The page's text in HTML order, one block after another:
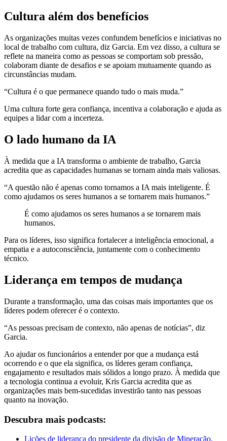
Cultura além dos benefícios
As organizações muitas vezes confundem benefícios e iniciativas no
local de trabalho com cultura, diz Garcia. Em vez disso, a cultura se
reflete na maneira como as pessoas se comportam sob pressão,
colaboram diante de desafios e se apoiam mutuamente quando as
circunstâncias mudam.
“Cultura é o que permanece quando tudo o mais muda.”
Uma cultura forte gera confiança, incentiva a colaboração e ajuda as
equipes a lidar com a incerteza.
O lado humano da IA
À medida que a IA transforma o ambiente de trabalho, Garcia
acredita que as capacidades humanas se tornam ainda mais valiosas.
“A questão não é apenas como tornamos a IA mais inteligente. É
como ajudamos os seres humanos a se tornarem mais humanos.”
É como ajudamos os seres humanos a se tornarem mais
humanos.
Para os líderes, isso significa fortalecer a inteligência emocional, a
empatia e a autoconsciência, juntamente com o conhecimento
técnico.
Liderança em tempos de mudança
Durante a transformação, uma das coisas mais importantes que os
líderes podem oferecer é o contexto.
“As pessoas precisam de contexto, não apenas de notícias”, diz
Garcia.
Ao ajudar os funcionários a entender por que a mudança está
ocorrendo e o que ela significa, os líderes geram confiança,
engajamento e resultados mais sólidos a longo prazo. À medida que
a tecnologia continua a evoluir, Kris Garcia acredita que as
organizações mais bem-sucedidas investirão tanto nas pessoas
quanto na inovação.
Descubra mais podcasts:
Lições de liderança do presidente da divisão de Mineração,